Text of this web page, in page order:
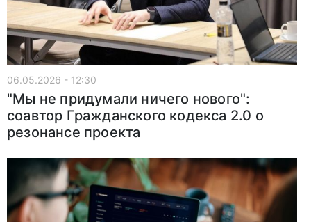
06.05.2026 - 12:30
"Мы не придумали ничего нового":
соавтор Гражданского кодекса 2.0 о
резонансе проекта